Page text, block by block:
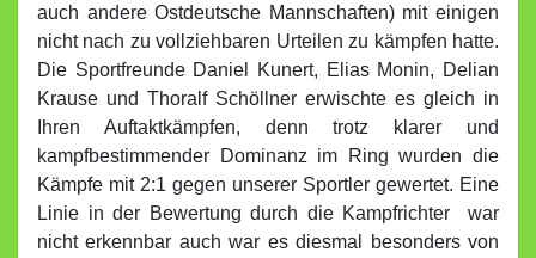
auch andere Ostdeutsche Mannschaften) mit einigen
nicht nach zu vollziehbaren Urteilen zu kämpfen hatte.
Die Sportfreunde Daniel Kunert, Elias Monin, Delian
Krause und Thoralf Schöllner erwischte es gleich in
Ihren Auftaktkämpfen, denn trotz klarer und
kampfbestimmender Dominanz im Ring wurden die
Kämpfe mit 2:1 gegen unserer Sportler gewertet. Eine
Linie in der Bewertung durch die Kampfrichter war
nicht erkennbar auch war es diesmal besonders von